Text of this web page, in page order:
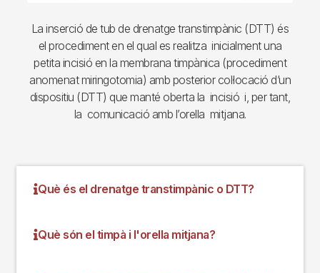
La inserció de tub de drenatge transtimpànic (DTT) és
el procediment en el qual es realitza inicialment una
petita incisió en la membrana timpànica (procediment
anomenat miringotomia) amb posterior col·locació d’un
dispositiu (DTT) que manté oberta la incisió i, per tant,
la comunicació amb l’orella mitjana.
Què és el drenatge transtimpànic o DTT?
Què són el timpà i l'orella mitjana?